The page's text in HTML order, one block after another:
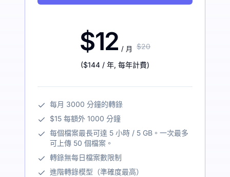
$12 / 月 $20
($144 / 年, 每年計費)
每月 3000 分鐘的轉錄
$15 每額外 1000 分鐘
每個檔案最長可達 5 小時 / 5 GB。一次最多
可上傳 50 個檔案。
轉錄無每日檔案數限制
進階轉錄模型（準確度最高）